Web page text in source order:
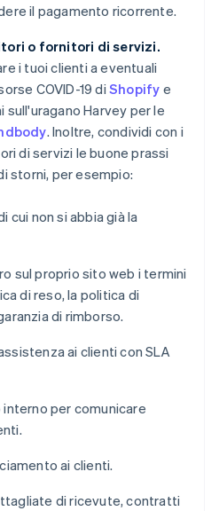
il pagamento ricorrente.
o fornitori di servizi.
i tuoi clienti a eventuali
COVID-19 di Shopify e
Harvey per le
. Inoltre, condividi con i
di servizi le buone prassi
storni, per esempio:
cui non si abbia già la
sul proprio sito web i termini
di reso, la politica di
di rimborso.
ai clienti con SLA
per comunicare
ai clienti.
di ricevute, contratti